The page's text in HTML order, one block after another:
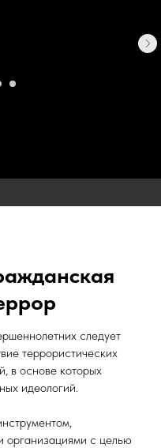
следует
террористических
в основе которых
идеологий.
организациями с целью